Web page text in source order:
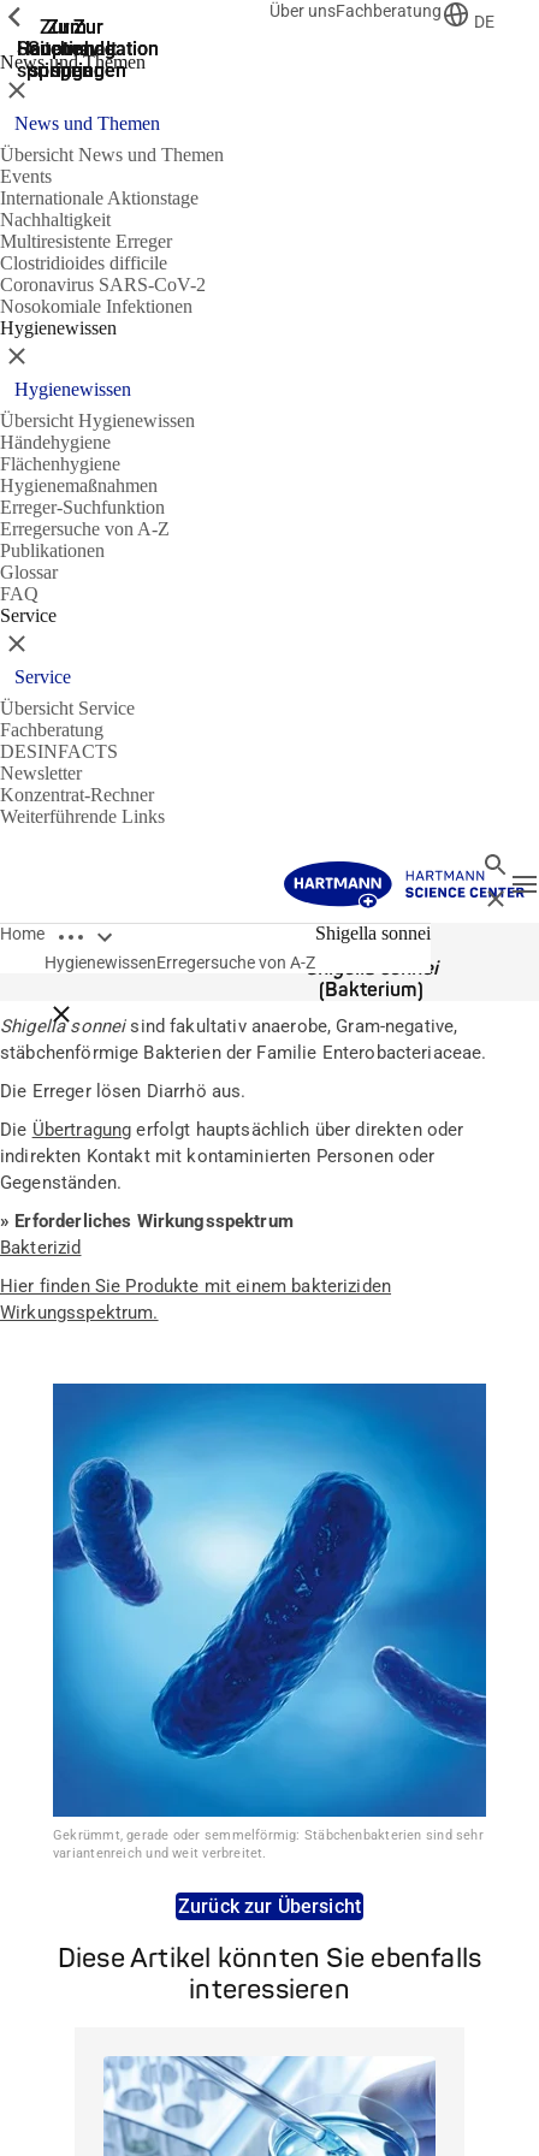
Zur
Suche
springen
Zur
Hauptnavigation
springen
Zur
Hauptnavigation
springen
Zum
Hauptinhalt
springen
Zum
Seitenende
springen
Über unsFachberatung
DE
News und Themen
Zeige vorherige
Schließen
News und Themen
Übersicht News und Themen
Events
Internationale Aktionstage
Nachhaltigkeit
Multiresistente Erreger
Clostridioides difficile
Coronavirus SARS-CoV-2
Nosokomiale Infektionen
Hygienewissen
Zeige vorherige
Schließen
Hygienewissen
Übersicht Hygienewissen
Händehygiene
Flächenhygiene
Hygienemaßnahmen
Erreger-Suchfunktion
Erregersuche von A-Z
Publikationen
Glossar
FAQ
Service
Zeige vorherige
Schließen
Service
Übersicht Service
Fachberatung
DESINFACTS
Newsletter
Konzentrat-Rechner
Weiterführende Links
Suche
Home Breadcrumbs öffnen
Breadcrumbs schließen
HygienewissenErregersuche von A-Z
Shigella sonnei
Erreger
Shigella sonnei
(Bakterium)
Shigella sonneisind fakultativ anaerobe, Gram-negative,
stäbchenförmige Bakterien der Familie Enterobacteriaceae.
Die Erreger lösen Diarrhö aus.
Die Übertragung erfolgt hauptsächlich über direkten oder
indirekten Kontakt mit kontaminierten Personen oder
Gegenständen.
» Erforderliches Wirkungsspektrum
Bakterizid
Hier finden Sie Produkte mit einem bakteriziden
Wirkungsspektrum.
Gekrümmt, gerade oder semmelförmig: Stäbchenbakterien sind sehr
variantenreich und weit verbreitet.
Zurück zur Übersicht
Diese Artikel könnten Sie ebenfalls
interessieren